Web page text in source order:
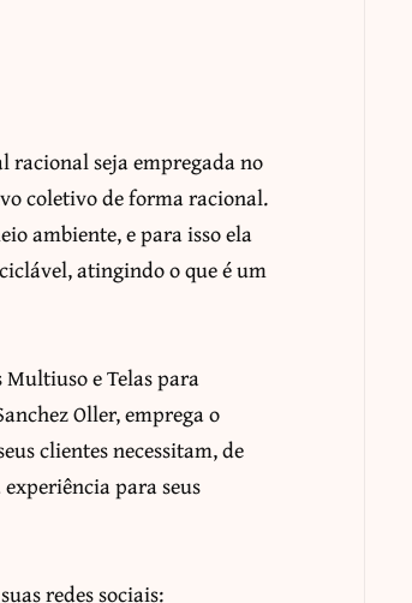
racional seja empregada no
coletivo de forma racional.
ambiente, e para isso ela
atingindo o que é um
Multiuso e Telas para
Oller, emprega o
clientes necessitam, de
para seus
redes sociais: